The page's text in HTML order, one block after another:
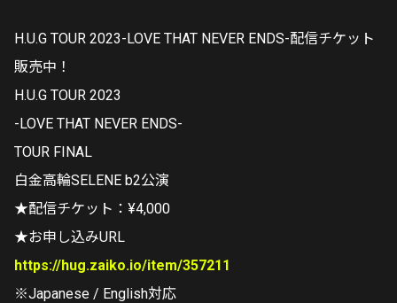
H.U.G TOUR 2023-LOVE THAT NEVER ENDS-配信チケット
販売中！
H.U.G TOUR 2023
-LOVE THAT NEVER ENDS-
TOUR FINAL
白金高輪SELENE b2公演
★配信チケット：¥4,000
★お申し込みURL
https://hug.zaiko.io/item/357211
※Japanese / English対応